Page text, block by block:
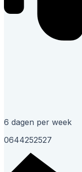
6 dagen per week
0644252527